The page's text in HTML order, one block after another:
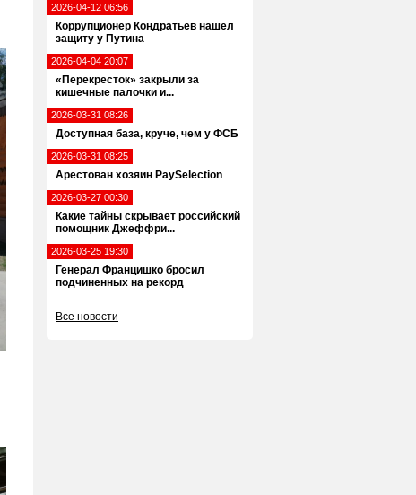
2026-04-12 06:56
Коррупционер Кондратьев нашел
защиту у Путина
2026-04-04 20:07
«Перекресток» закрыли за
кишечные палочки и...
2026-03-31 08:26
Доступная база, круче, чем у ФСБ
2026-03-31 08:25
Арестован хозяин PaySelection
2026-03-27 00:30
Какие тайны скрывает российский
помощник Джеффри...
2026-03-25 19:30
Генерал Францишко бросил
подчиненных на рекорд
Все новости